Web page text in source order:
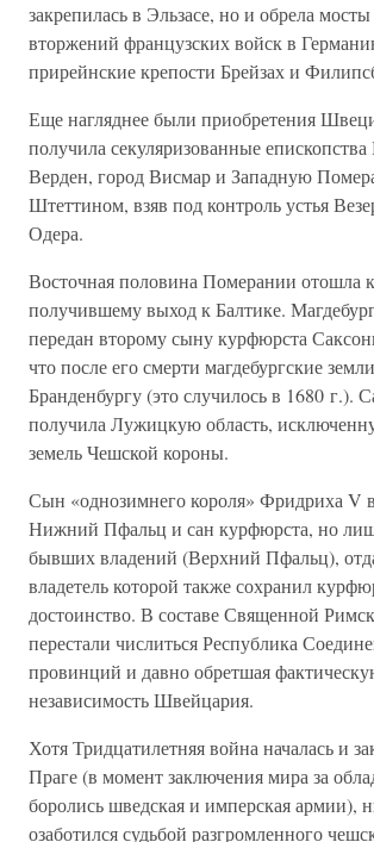
закрепилась в Эльзасе, но и обрела
вторжений французских войск в
прирейнские крепости Брейзах и
Еще нагляднее были приобретения
получила секуляризованные
Верден, город Висмар и Западную
Штеттином, взяв под контроль устья
Одера.
Восточная половина Померании отошла
получившему выход к Балтике.
передан второму сыну курфюрста
что после его смерти магдебургские
Бранденбургу (это случилось в 1680 г.).
получила Лужицкую область,
земель Чешской короны.
Сын «однозимнего короля» Фридриха V
Нижний Пфальц и сан курфюрста, но
бывших владений (Верхний Пфальц),
владетель которой также сохранил
достоинство. В составе Священной
перестали числиться Республика
провинций и давно обретшая
независимость Швейцария.
Хотя Тридцатилетняя война началась и
Праге (в момент заключения мира за
боролись шведская и имперская армии),
озаботился судьбой разгромленного